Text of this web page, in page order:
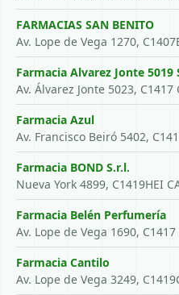
FARMACIAS SAN BENITO
Av. Lope de Vega 1270,
Farmacia Alvarez Jonte 5019
Av. Álvarez Jonte 5023,
Farmacia Azul
Av. Francisco Beiró 5402,
Farmacia BOND S.r.l.
Nueva York 4899, C1419HEI
Farmacia Belén Perfumería
Av. Lope de Vega 1690,
Farmacia Cantilo
Av. Lope de Vega 3249,